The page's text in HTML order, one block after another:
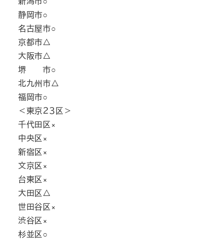
静岡市○
名古屋市○
京都市△
大阪市△
堺 市○
北九州市△
福岡市○
＜東京２３区＞
千代田区×
中央区×
新宿区×
文京区×
台東区×
大田区△
世田谷区×
渋谷区×
杉並区○